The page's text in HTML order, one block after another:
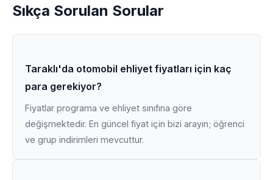
Sıkça Sorulan Sorular
Taraklı'da otomobil ehliyet fiyatları için kaç
para gerekiyor?
Fiyatlar programa ve ehliyet sınıfına göre
değişmektedir. En güncel fiyat için bizi arayın; öğrenci
ve grup indirimleri mevcuttur.